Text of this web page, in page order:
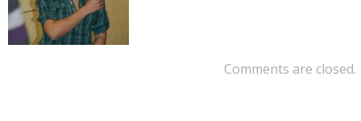
Comments are closed.